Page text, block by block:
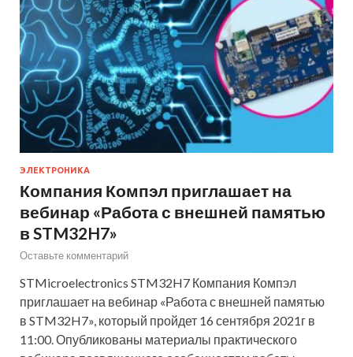
ЭЛЕКТРОНИКА
Компания Компэл приглашает на
вебинар «Работа с внешней памятью
в STM32H7»
Оставьте комментарий
STMicroelectronics STM32H7 Компания Компэл
приглашает на вебинар «Работа с внешней памятью
в STM32H7», который пройдет 16 сентября 2021г в
11:00. Опубликованы материалы практического